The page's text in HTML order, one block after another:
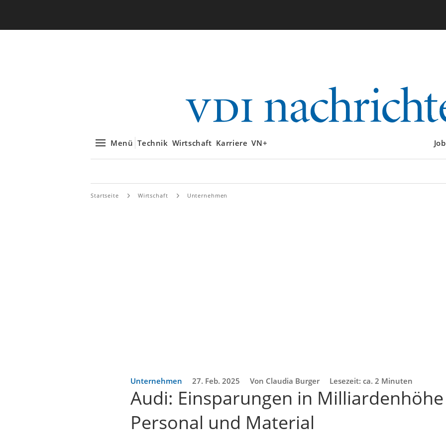
Menü Technik Wirtschaft Karriere VN+
Startseite Wirtschaft Unternehmen
Unternehmen 27. Feb. 2025 Von Claudia Burger Lesezeit: ca. 2 Minuten
Audi: Einsparungen in
Personal und Material